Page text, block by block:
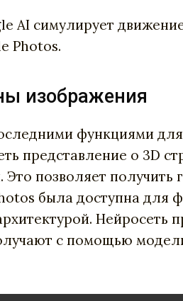
AI симулирует
Photos.
изображения
функциями
представление о 3D
Это позволяет
была доступна для
Нейросеть
с помощью